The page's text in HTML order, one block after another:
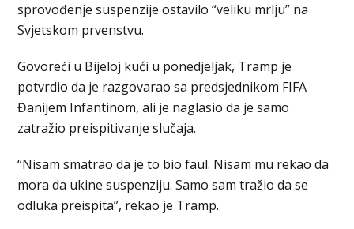
sprovođenje suspenzije ostavilo “veliku mrlju” na
Svjetskom prvenstvu.
Govoreći u Bijeloj kući u ponedjeljak, Tramp je
potvrdio da je razgovarao sa predsjednikom FIFA
Đanijem Infantinom, ali je naglasio da je samo
zatražio preispitivanje slučaja.
“Nisam smatrao da je to bio faul. Nisam mu rekao da
mora da ukine suspenziju. Samo sam tražio da se
odluka preispita”, rekao je Tramp.